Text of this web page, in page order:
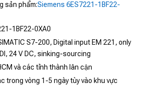
sản phẩm:Siemens 6ES7221-1BF22-
1BF22-0XA0
S7-200, Digital input EM 221, only
24 V DC, sinking-sourcing
và các tỉnh thành lân cận
trong vòng 1-5 ngày tùy vào khu vực